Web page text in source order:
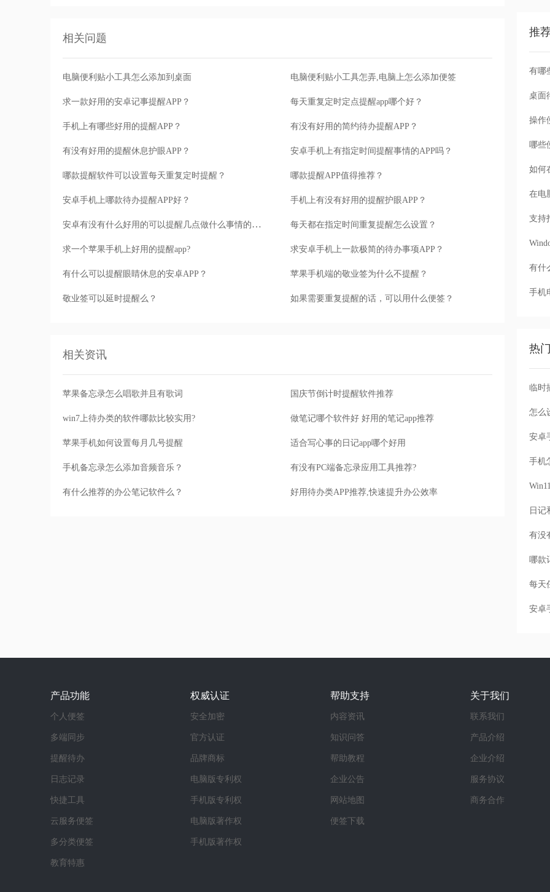
相关问题
电脑便利贴小工具怎么添加到桌面 电脑便利贴小工具怎弄,电脑上怎么添加便签
求一款好用的安卓记事提醒APP？ 每天重复定时定点提醒app哪个好？
手机上有哪些好用的提醒APP？ 有没有好用的简约待办提醒APP？
有没有好用的提醒休息护眼APP？ 安卓手机上有指定时间提醒事情的APP吗？
哪款提醒软件可以设置每天重复定时提醒？ 哪款提醒APP值得推荐？
安卓手机上哪款待办提醒APP好？ 手机上有没有好用的提醒护眼APP？
安卓有没有什么好用的可以提醒几点做什么事情的APP？ 每天都在指定时间重复提醒怎么设置？
求一个苹果手机上好用的提醒app? 求安卓手机上一款极简的待办事项APP？
有什么可以提醒眼睛休息的安卓APP？ 苹果手机端的敬业签为什么不提醒？
敬业签可以延时提醒么？ 如果需要重复提醒的话，可以用什么便签？
相关资讯
苹果备忘录怎么唱歌并且有歌词 国庆节倒计时提醒软件推荐
win7上待办类的软件哪款比较实用? 做笔记哪个软件好 好用的笔记app推荐
苹果手机如何设置每月几号提醒 适合写心事的日记app哪个好用
手机备忘录怎么添加音频音乐？ 有没有PC端备忘录应用工具推荐?
有什么推荐的办公笔记软件么？ 好用待办类APP推荐,快速提升办公效率
推
有哪
桌面
操作
哪些
如何
在电
支持
有什
手机
热
怎么
手机
每天
安卓
产品功能
个人便签
多端同步
提醒待办
日志记录
快捷工具
云服务便签
多分类便签
教育特惠
权威认证
安全加密
官方认证
品牌商标
电脑版专利权
手机版专利权
电脑版著作权
手机版著作权
帮助支持
内容资讯
知识问答
帮助教程
企业公告
网站地图
便签下载
关于我们
联系我们
产品介绍
企业介绍
服务协议
商务合作